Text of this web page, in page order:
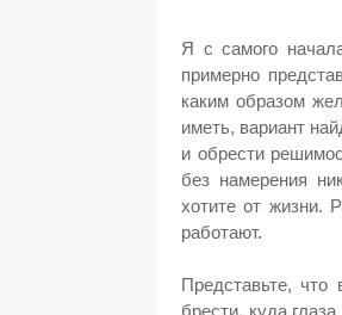
Я с самого
примерно
каким образом
иметь, вариант
и обрести
без намерения
хотите от жизни.
работают.
Представьте, что
брести, куда